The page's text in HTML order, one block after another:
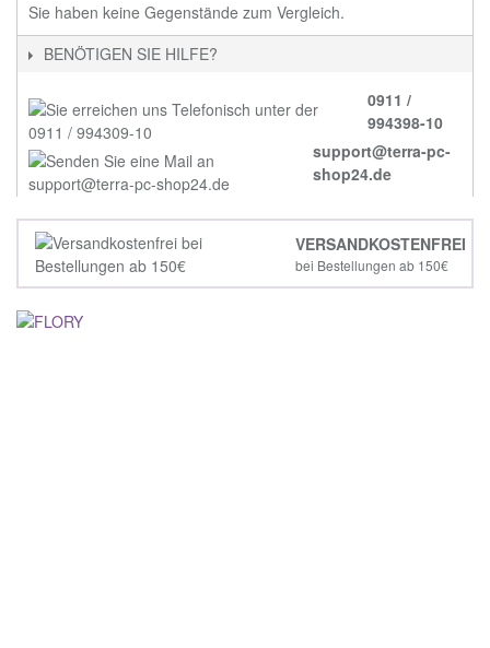
Sie haben keine Gegenstände zum Vergleich.
BENÖTIGEN SIE HILFE?
0911 /
994398-10
support@terra-pc-
shop24.de
VERSANDKOSTENFREI
bei Bestellungen ab 150€